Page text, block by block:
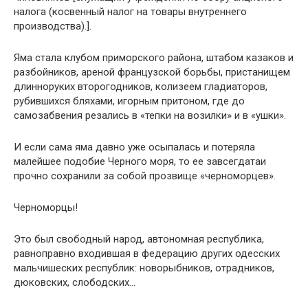
налога (косвенный налог на товары внутреннего
производства).].
Яма стала клубом приморского района, штабом казаков и
разбойников, ареной французской борьбы, пристанищем
длинноруких второгодников, колизеем гладиаторов,
рубившихся бляхами, игорным притоном, где до
самозабвения резались в «тепки на возилки» и в «ушки».
И если сама яма давно уже осыпалась и потеряла
малейшее подобие Черного моря, то ее завсегдатаи
прочно сохранили за собой прозвище «черноморцев».
Черноморцы!
Это был свободный народ, автономная республика,
равноправно входившая в федерацию других одесских
мальчишеских республик: новорыбников, отрадников,
дюковских, слободских…